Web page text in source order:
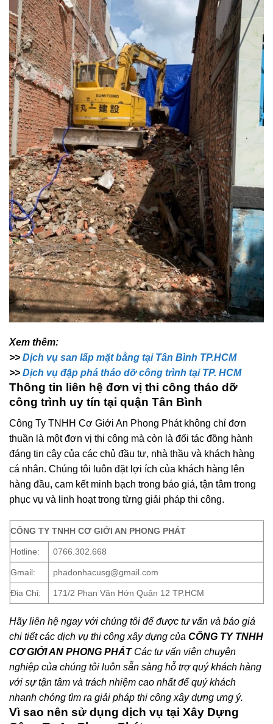
Xem thêm:
>> Dịch vụ san lấp mặt bằng tại Tân Bình TP.HCM
>> Dịch vụ đập phá tháo dỡ công trình tại TP. HCM
Thông tin liên hệ đơn vị thi công tháo dỡ
công trình uy tín tại quận Tân Bình
Công Ty TNHH Cơ Giới An Phong Phát không chỉ đơn
thuần là một đơn vị thi công mà còn là đối tác đồng hành
đáng tin cậy của các chủ đầu tư, nhà thầu và khách hàng
cá nhân. Chúng tôi luôn đặt lợi ích của khách hàng lên
hàng đầu, cam kết minh bạch trong báo giá, tận tâm trong
phục vụ và linh hoạt trong từng giải pháp thi công.
CÔNG TY TNHH CƠ GIỚI AN PHONG PHÁT
Hotline: 0766.302.668
Gmail: phadonhacusg@gmail.com
Địa Chỉ: 171/2 Phan Văn Hớn Quận 12 TP.HCM
Hãy liên hệ ngay với chúng tôi để được tư vấn và báo giá
chi tiết các dịch vụ thi công xây dựng của CÔNG TY TNHH
CƠ GIỚI AN PHONG PHÁT Các tư vấn viên chuyên
nghiệp của chúng tôi luôn sẵn sàng hỗ trợ quý khách hàng
với sự tận tâm và trách nhiệm cao nhất để quý khách
nhanh chóng tìm ra giải pháp thi công xây dựng ưng ý.
Vì sao nên sử dụng dịch vụ tại Xây Dựng